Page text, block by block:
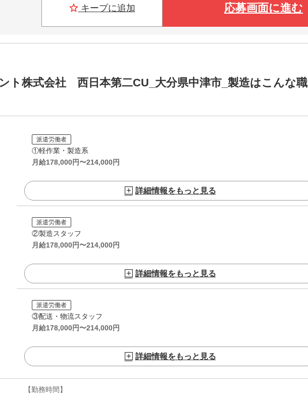
キープに追加 応募画面に進む
ト株式会社 西日本第二CU_大分県中津市_製造はこんな職
派遣労働者
①軽作業・製造系
月給178,000円〜214,000円
詳細情報をもっと見る
派遣労働者
②製造スタッフ
月給178,000円〜214,000円
詳細情報をもっと見る
派遣労働者
③配送・物流スタッフ
月給178,000円〜214,000円
詳細情報をもっと見る
【勤務時間】